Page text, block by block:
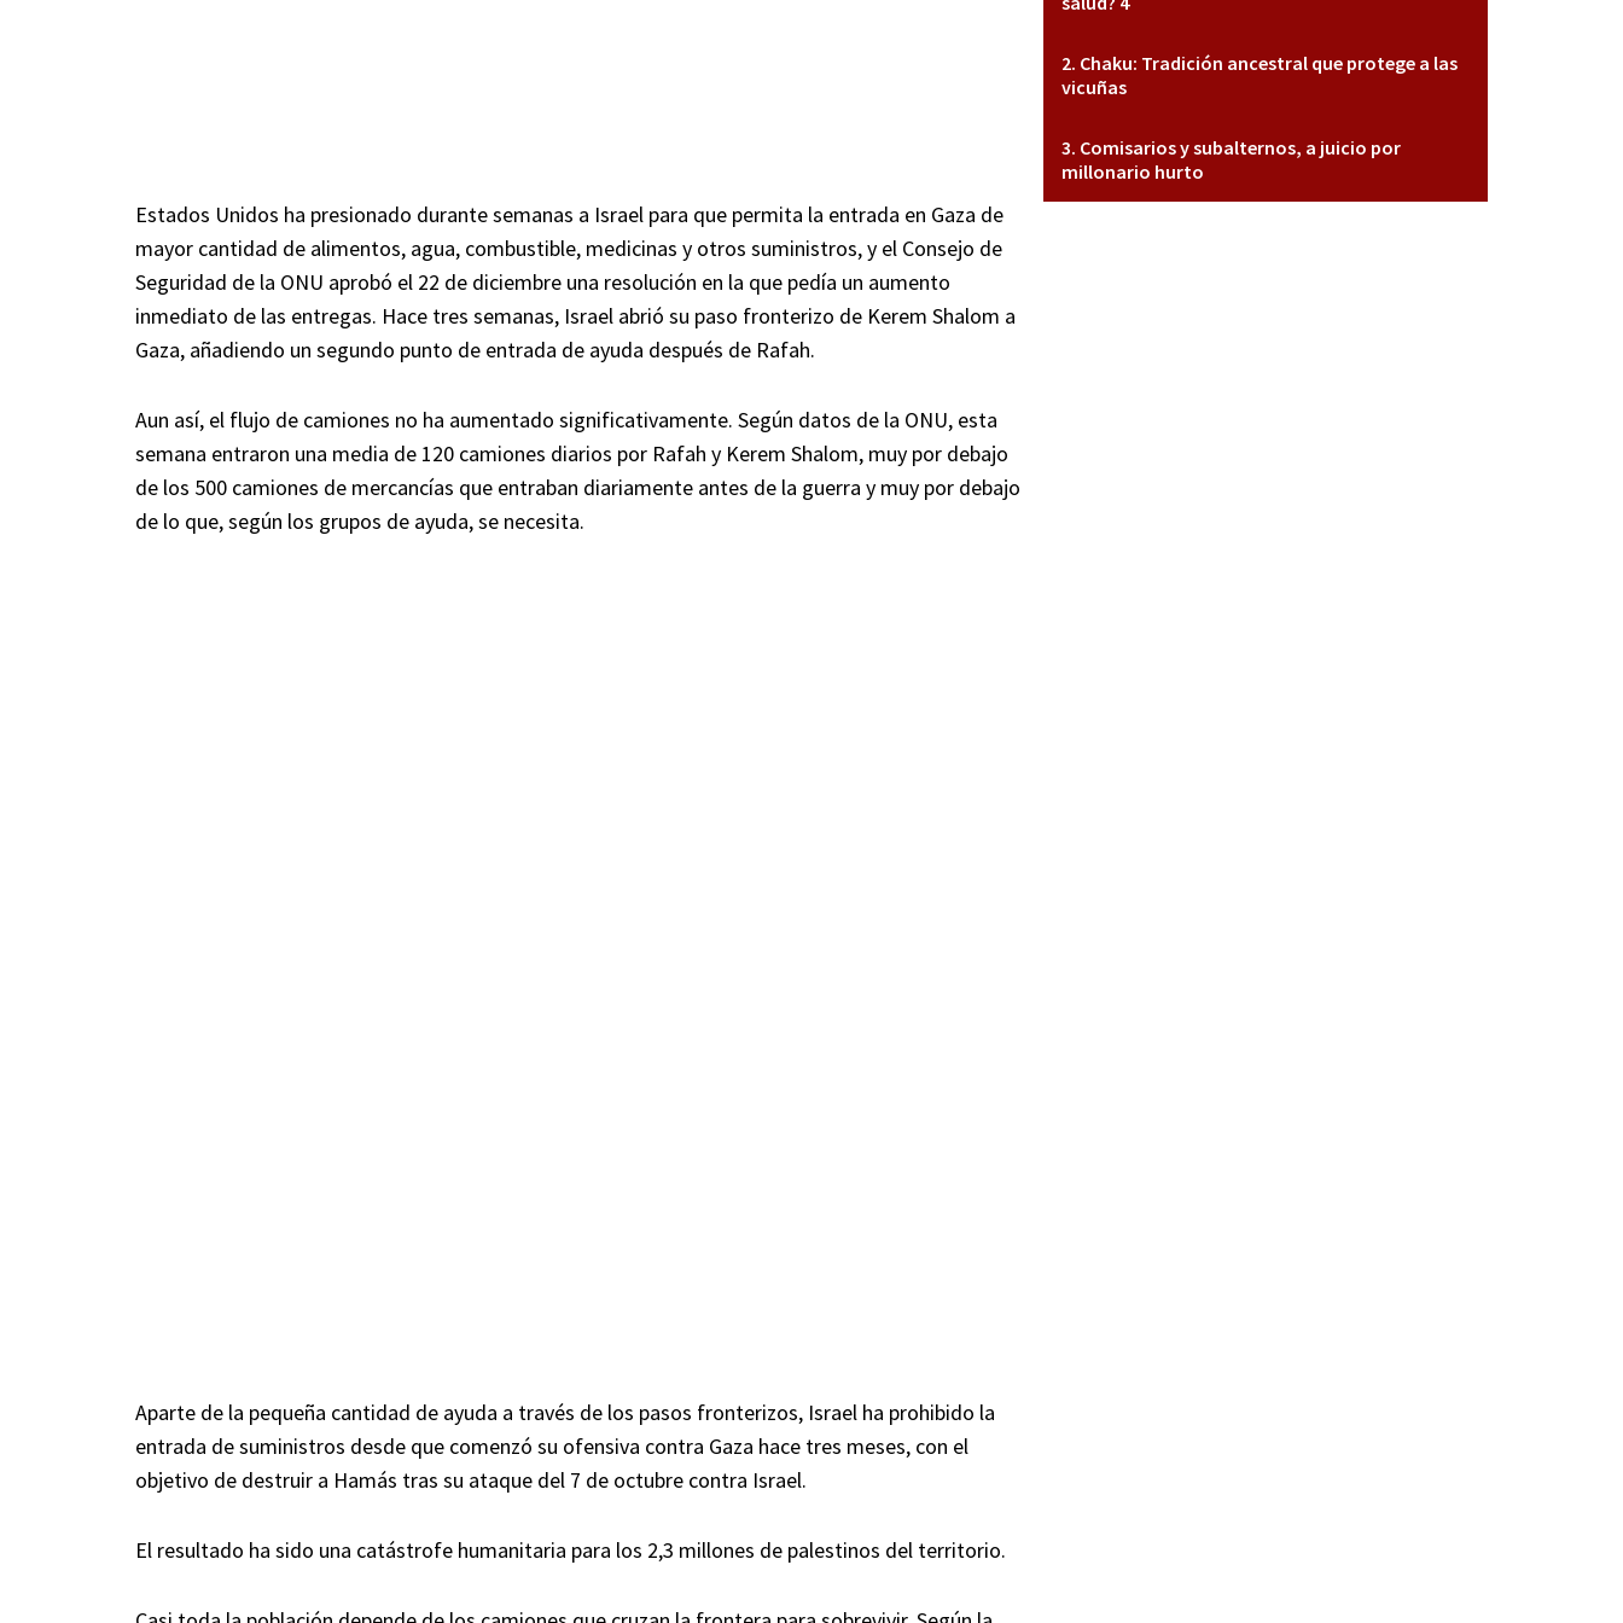
Estados Unidos ha presionado durante semanas a Israel para que permita la entrada en Gaza de
mayor cantidad de alimentos, agua, combustible, medicinas y otros suministros, y el Consejo de
Seguridad de la ONU aprobó el 22 de diciembre una resolución en la que pedía un aumento
inmediato de las entregas. Hace tres semanas, Israel abrió su paso fronterizo de Kerem Shalom a
Gaza, añadiendo un segundo punto de entrada de ayuda después de Rafah.
Aun así, el flujo de camiones no ha aumentado significativamente. Según datos de la ONU, esta
semana entraron una media de 120 camiones diarios por Rafah y Kerem Shalom, muy por debajo
de los 500 camiones de mercancías que entraban diariamente antes de la guerra y muy por debajo
de lo que, según los grupos de ayuda, se necesita.
Aparte de la pequeña cantidad de ayuda a través de los pasos fronterizos, Israel ha prohibido la
entrada de suministros desde que comenzó su ofensiva contra Gaza hace tres meses, con el
objetivo de destruir a Hamás tras su ataque del 7 de octubre contra Israel.
El resultado ha sido una catástrofe humanitaria para los 2,3 millones de palestinos del territorio.
Chaku: Tradición ancestral que protege a las
vicuñas
Comisarios y subalternos, a juicio por
millonario hurto